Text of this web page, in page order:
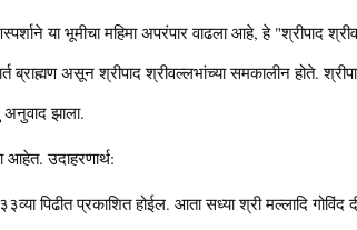
या भूमीचा महिमा अपरंपार वाढला आहे, हे
असून श्रीपाद श्रीवल्लभांच्या समकालीन होते.
झाला.
आहेत. उदाहरणार्थ:
पिढीत प्रकाशित होईल. आता सध्या श्री मल्लादि गोविंद